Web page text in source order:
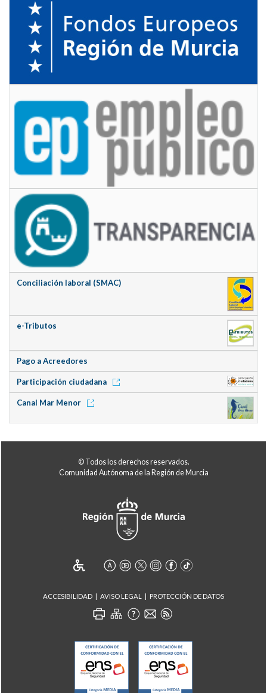
Conciliación laboral (SMAC)
e-Tributos
Pago a Acreedores
Participación ciudadana
Canal Mar Menor
© Todos los derechos reservados.
Comunidad Autónoma de la Región de Murcia
ACCESIBILIDAD AVISO LEGAL PROTECCIÓN DE DATOS